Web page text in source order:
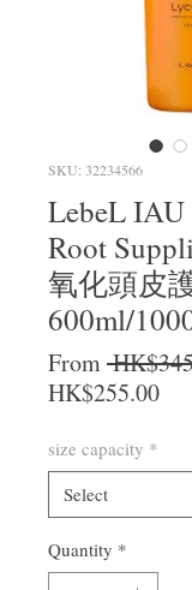
SKU: 32234566
LebeL
Root
氧化頭皮
600ml/
From
HK$255.00
size capacity *
Quantity *